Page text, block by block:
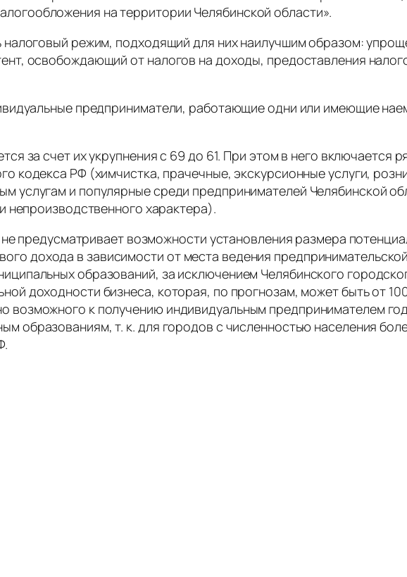
на территории Челябинской области».
режим, подходящий для них наилучшим образом:
освобождающий от налогов на доходы, предоставления
предприниматели, работающие одни или имеющие
за счет их укрупнения с 69 до 61. При этом в него включается
кодекса РФ (химчистка, прачечные, экскурсионные услуги,
услугам и популярные среди предпринимателей Челябинской
непроизводственного характера).
предусматривает возможности установления размера
дохода в зависимости от места ведения
образований, за исключением Челябинского
доходности бизнеса, которая, по прогнозам, может быть от
возможного к получению индивидуальным предпринимателем
образованиям, т. к. для городов с численностью населения